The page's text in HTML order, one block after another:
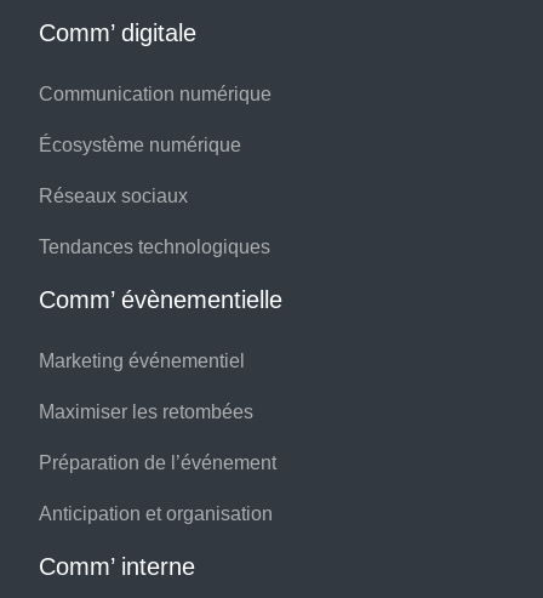
Comm’ digitale
Communication numérique
Écosystème numérique
Réseaux sociaux
Tendances technologiques
Comm’ évènementielle
Marketing événementiel
Maximiser les retombées
Préparation de l’événement
Anticipation et organisation
Comm’ interne